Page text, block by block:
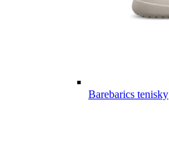
Barebarics tenisky